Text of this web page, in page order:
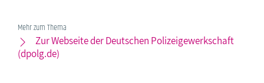
Mehr zum Thema
Zur Webseite der Deutschen Polizeigewerkschaft
(dpolg.de)